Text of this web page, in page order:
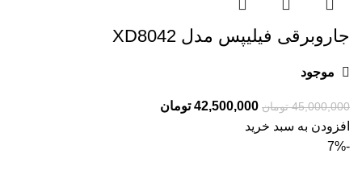
جاروبرقی فیلیپس مدل XD8042
موجود
45,000,000 تومان قیمت
اصلی:
42,500,000 تومان
افزودن به سبد خرید
-7%